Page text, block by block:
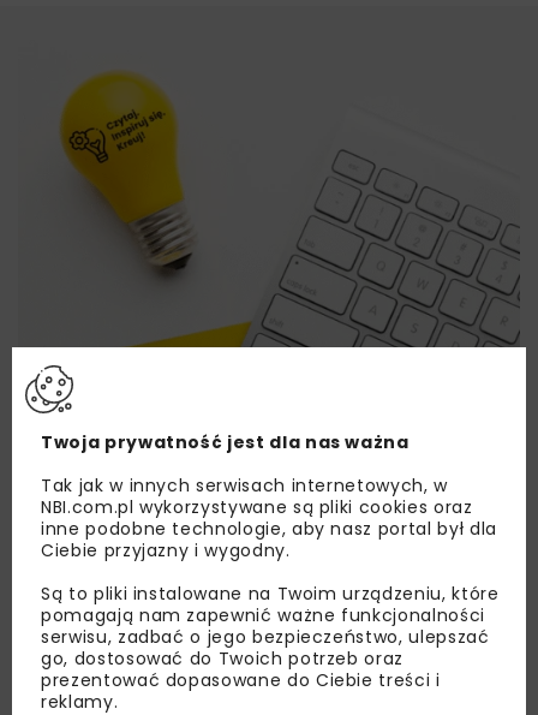
Lubisz wiedzieć więcej?
Zapisz się do newslettera aby otrzymywać od
nas najlepsze informacje branżowe,
zaproszenia na wydarzenia, atrakcyjne oferty i
dedykowane akcje specjalne.
Twoja prywatność jest dla nas ważna
Tak jak w innych serwisach internetowych, w
NBI.com.pl wykorzystywane są pliki cookies oraz
inne podobne technologie, aby nasz portal był dla
Ciebie przyjazny i wygodny.
Są to pliki instalowane na Twoim urządzeniu, które
pomagają nam zapewnić ważne funkcjonalności
serwisu, zadbać o jego bezpieczeństwo, ulepszać
go, dostosować do Twoich potrzeb oraz
prezentować dopasowane do Ciebie treści i
reklamy.